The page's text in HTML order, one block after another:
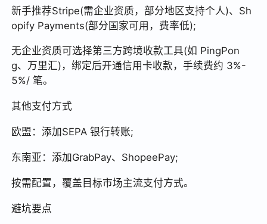
新手推荐Stripe(需企业资质，部分地区支持个人)、Sh
opify Payments(部分国家可用，费率低);
无企业资质可选择第三方跨境收款工具(如 PingPon
g、万里汇)，绑定后开通信用卡收款，手续费约 3%-
5%/ 笔。
其他支付方式
欧盟：添加SEPA 银行转账;
东南亚：添加GrabPay、ShopeePay;
按需配置，覆盖目标市场主流支付方式。
避坑要点